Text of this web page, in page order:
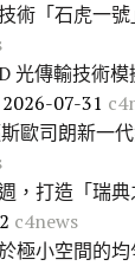
術「石虎一
光傳輸技術
2026-07-31
歐司朗新一
，打造「瑞
c4news
極小空間的